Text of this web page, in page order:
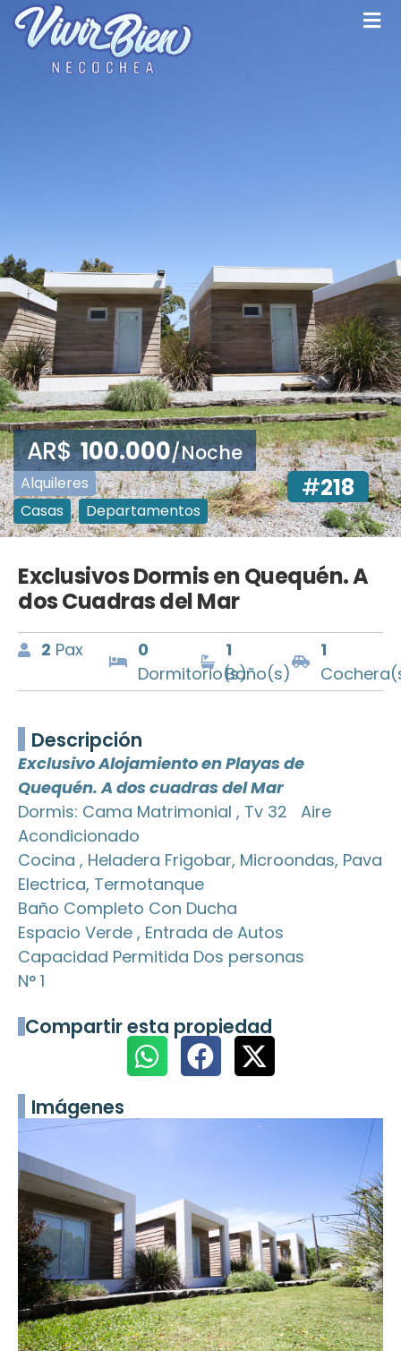
AR$ 100.000/Noche
Alquileres
Casas , Departamentos
#218
Exclusivos Dormis en Quequén. A
dos Cuadras del Mar
2 Pax
0
Dormitorio(s)
1
Baño(s)
1
Descripción
Exclusivo Alojamiento en Playas de
Quequén. A dos cuadras del Mar
Dormis: Cama Matrimonial , Tv 32 Aire
Acondicionado
Cocina , Heladera Frigobar, Microondas, Pava
Electrica, Termotanque
Baño Completo Con Ducha
Espacio Verde , Entrada de Autos
Capacidad Permitida Dos personas
N° 1
Compartir esta propiedad
Imágenes